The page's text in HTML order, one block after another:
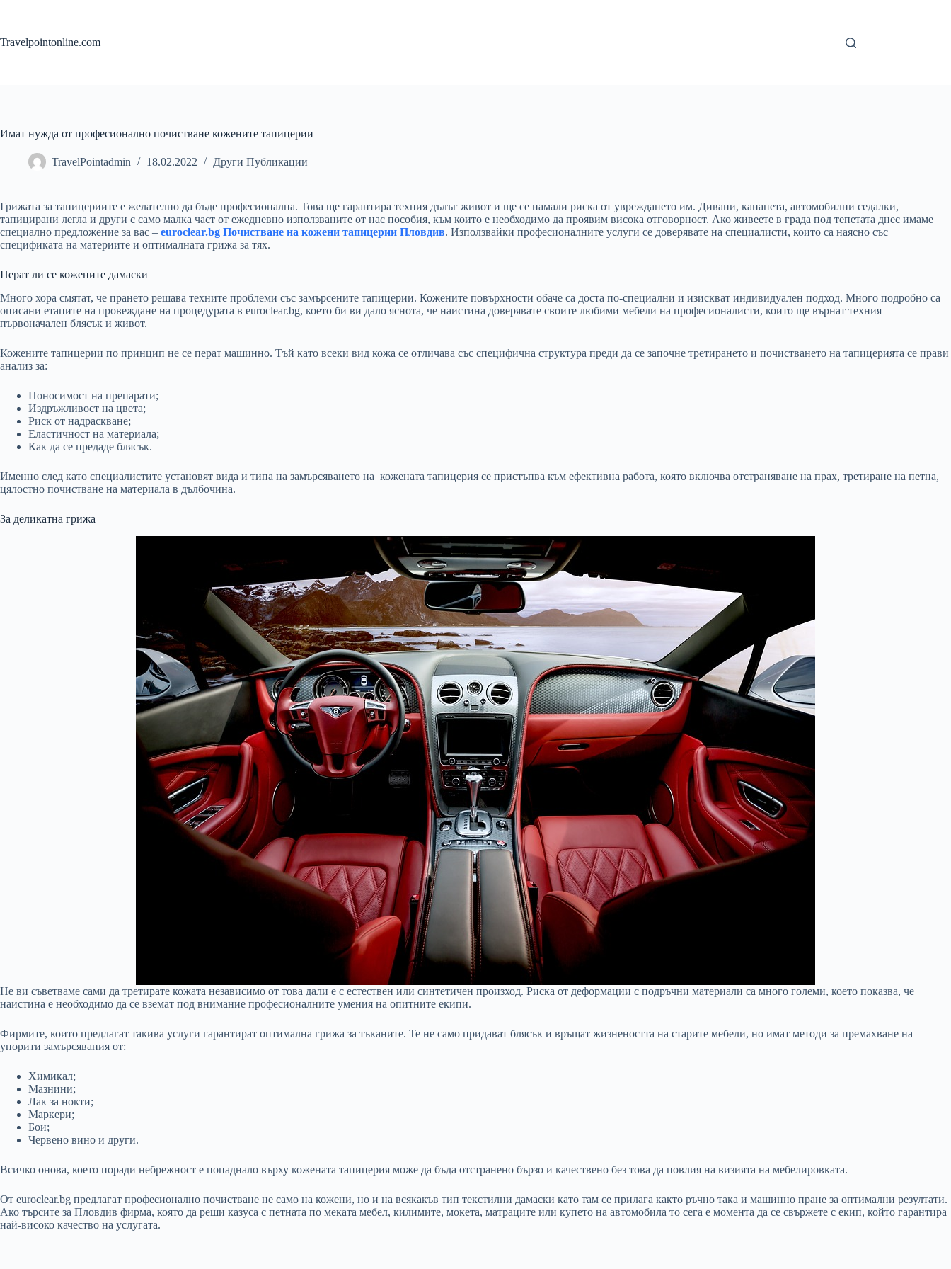
Travelpointonline.com
Имат нужда от професионално почистване кожените тапицерии
TravelPointadmin 18.02.2022 Други Публикации
Грижата за тапицериите е желателно да бъде професионална. Това ще гарантира техния дълъг живот и ще се намали риска от увреждането им. Дивани, канапета, автомобилни седалки,
тапицирани легла и други с само малка част от ежедневно използваните от нас пособия, към които е необходимо да проявим висока отговорност. Ако живеете в града под тепетата днес имаме
специално предложение за вас – euroclear.bg Почистване на кожени тапицерии Пловдив. Използвайки професионалните услуги се доверявате на специалисти, които са наясно със
спецификата на материите и оптималната грижа за тях.
Перат ли се кожените дамаски
Много хора смятат, че прането решава техните проблеми със замърсените тапицерии. Кожените повърхности обаче са доста по-специални и изискват индивидуален подход. Много подробно са
описани етапите на провеждане на процедурата в euroclear.bg, което би ви дало яснота, че наистина доверявате своите любими мебели на професионалисти, които ще върнат техния
първоначален блясък и живот.
Кожените тапицерии по принцип не се перат машинно. Тъй като всеки вид кожа се отличава със специфична структура преди да се започне третирането и почистването на тапицерията се прави
анализ за:
Поносимост на препарати;
Издръжливост на цвета;
Риск от надраскване;
Еластичност на материала;
Как да се предаде блясък.
Именно след като специалистите установят вида и типа на замърсяването на кожената тапицерия се пристъпва към ефективна работа, която включва отстраняване на прах, третиране на петна,
цялостно почистване на материала в дълбочина.
За деликатна грижа
Не ви съветваме сами да третирате кожата независимо от това дали е с естествен или синтетичен произход. Риска от деформации с подръчни материали са много големи, което показва, че
наистина е необходимо да се вземат под внимание професионалните умения на опитните екипи.
Фирмите, които предлагат такива услуги гарантират оптимална грижа за тъканите. Те не само придават блясък и връщат жизнеността на старите мебели, но имат методи за премахване на
упорити замърсявания от:
Химикал;
Мазнини;
Лак за нокти;
Маркери;
Бои;
Червено вино и други.
Всичко онова, което поради небрежност е попаднало върху кожената тапицерия може да бъда отстранено бързо и качествено без това да повлия на визията на мебелировката.
От euroclear.bg предлагат професионално почистване не само на кожени, но и на всякакъв тип текстилни дамаски като там се прилага както ръчно така и машинно пране за оптимални резултати.
Ако търсите за Пловдив фирма, която да реши казуса с петната по меката мебел, килимите, мокета, матраците или купето на автомобила то сега е момента да се свържете с екип, който гарантира
най-високо качество на услугата.